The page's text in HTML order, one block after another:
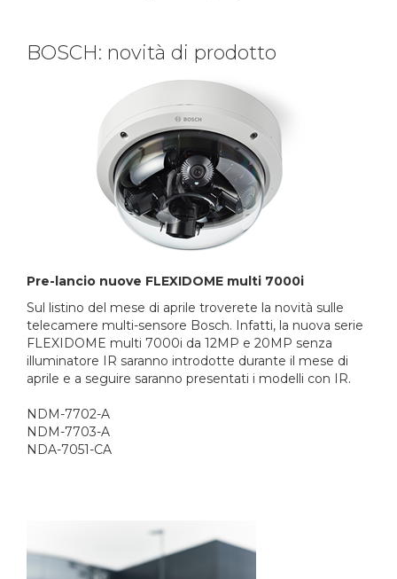
BOSCH: novità di prodotto
Pre-lancio nuove FLEXIDOME multi 7000i
Sul listino del mese di aprile troverete la novità sulle
telecamere multi-sensore Bosch. Infatti, la nuova serie
FLEXIDOME multi 7000i da 12MP e 20MP senza
illuminatore IR saranno introdotte durante il mese di
aprile e a seguire saranno presentati i modelli con IR.
NDM-7702-A
NDM-7703-A
NDA-7051-CA